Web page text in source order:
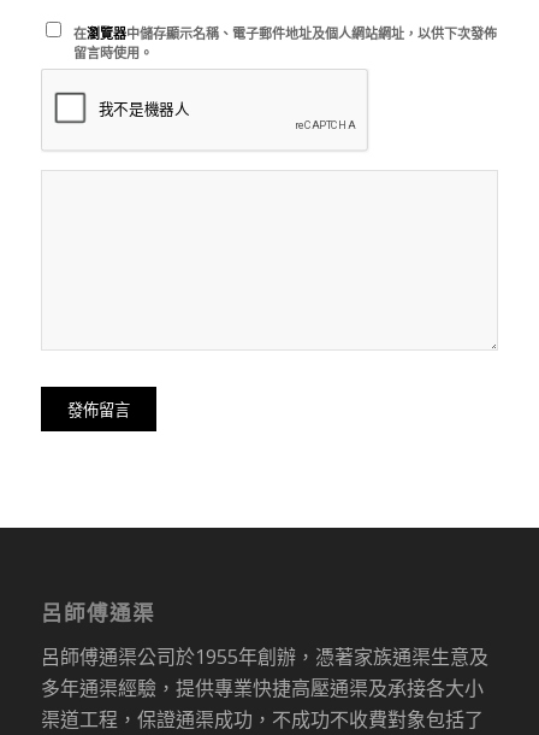
在瀏覽器中儲存顯示名稱、電子郵件地址及個人網站網址，以供下次發佈
留言時使用。
呂師傅通渠
呂師傅通渠公司於1955年創辦，憑著家族通渠生意及
多年通渠經驗，提供專業快捷高壓通渠及承接各大小
渠道工程，保證通渠成功，不成功不收費對象包括了